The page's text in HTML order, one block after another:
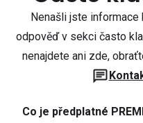
Nenašli jste
odpověď v sekci často
nenajdete ani zde,
Co je předplatné